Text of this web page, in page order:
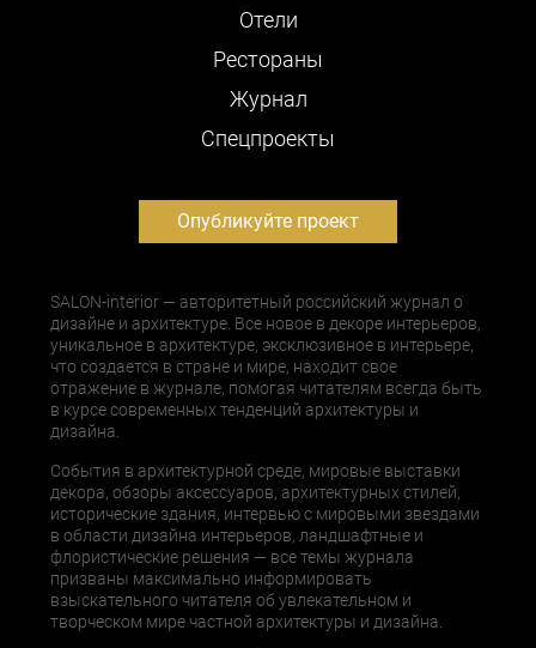
Отели
Рестораны
Журнал
Cпецпроекты
Опубликуйте проект
SALON-interior — авторитетный российский журнал о
дизайне и архитектуре. Все новое в декоре интерьеров,
уникальное в архитектуре, эксклюзивное в интерьере,
что создается в стране и мире, находит свое
отражение в журнале, помогая читателям всегда быть
в курсе современных тенденций архитектуры и
дизайна.
События в архитектурной среде, мировые выставки
декора, обзоры аксессуаров, архитектурных стилей,
исторические здания, интервью с мировыми звездами
в области дизайна интерьеров, ландшафтные и
флористические решения — все темы журнала
призваны максимально информировать
взыскательного читателя об увлекательном и
творческом мире частной архитектуры и дизайна.